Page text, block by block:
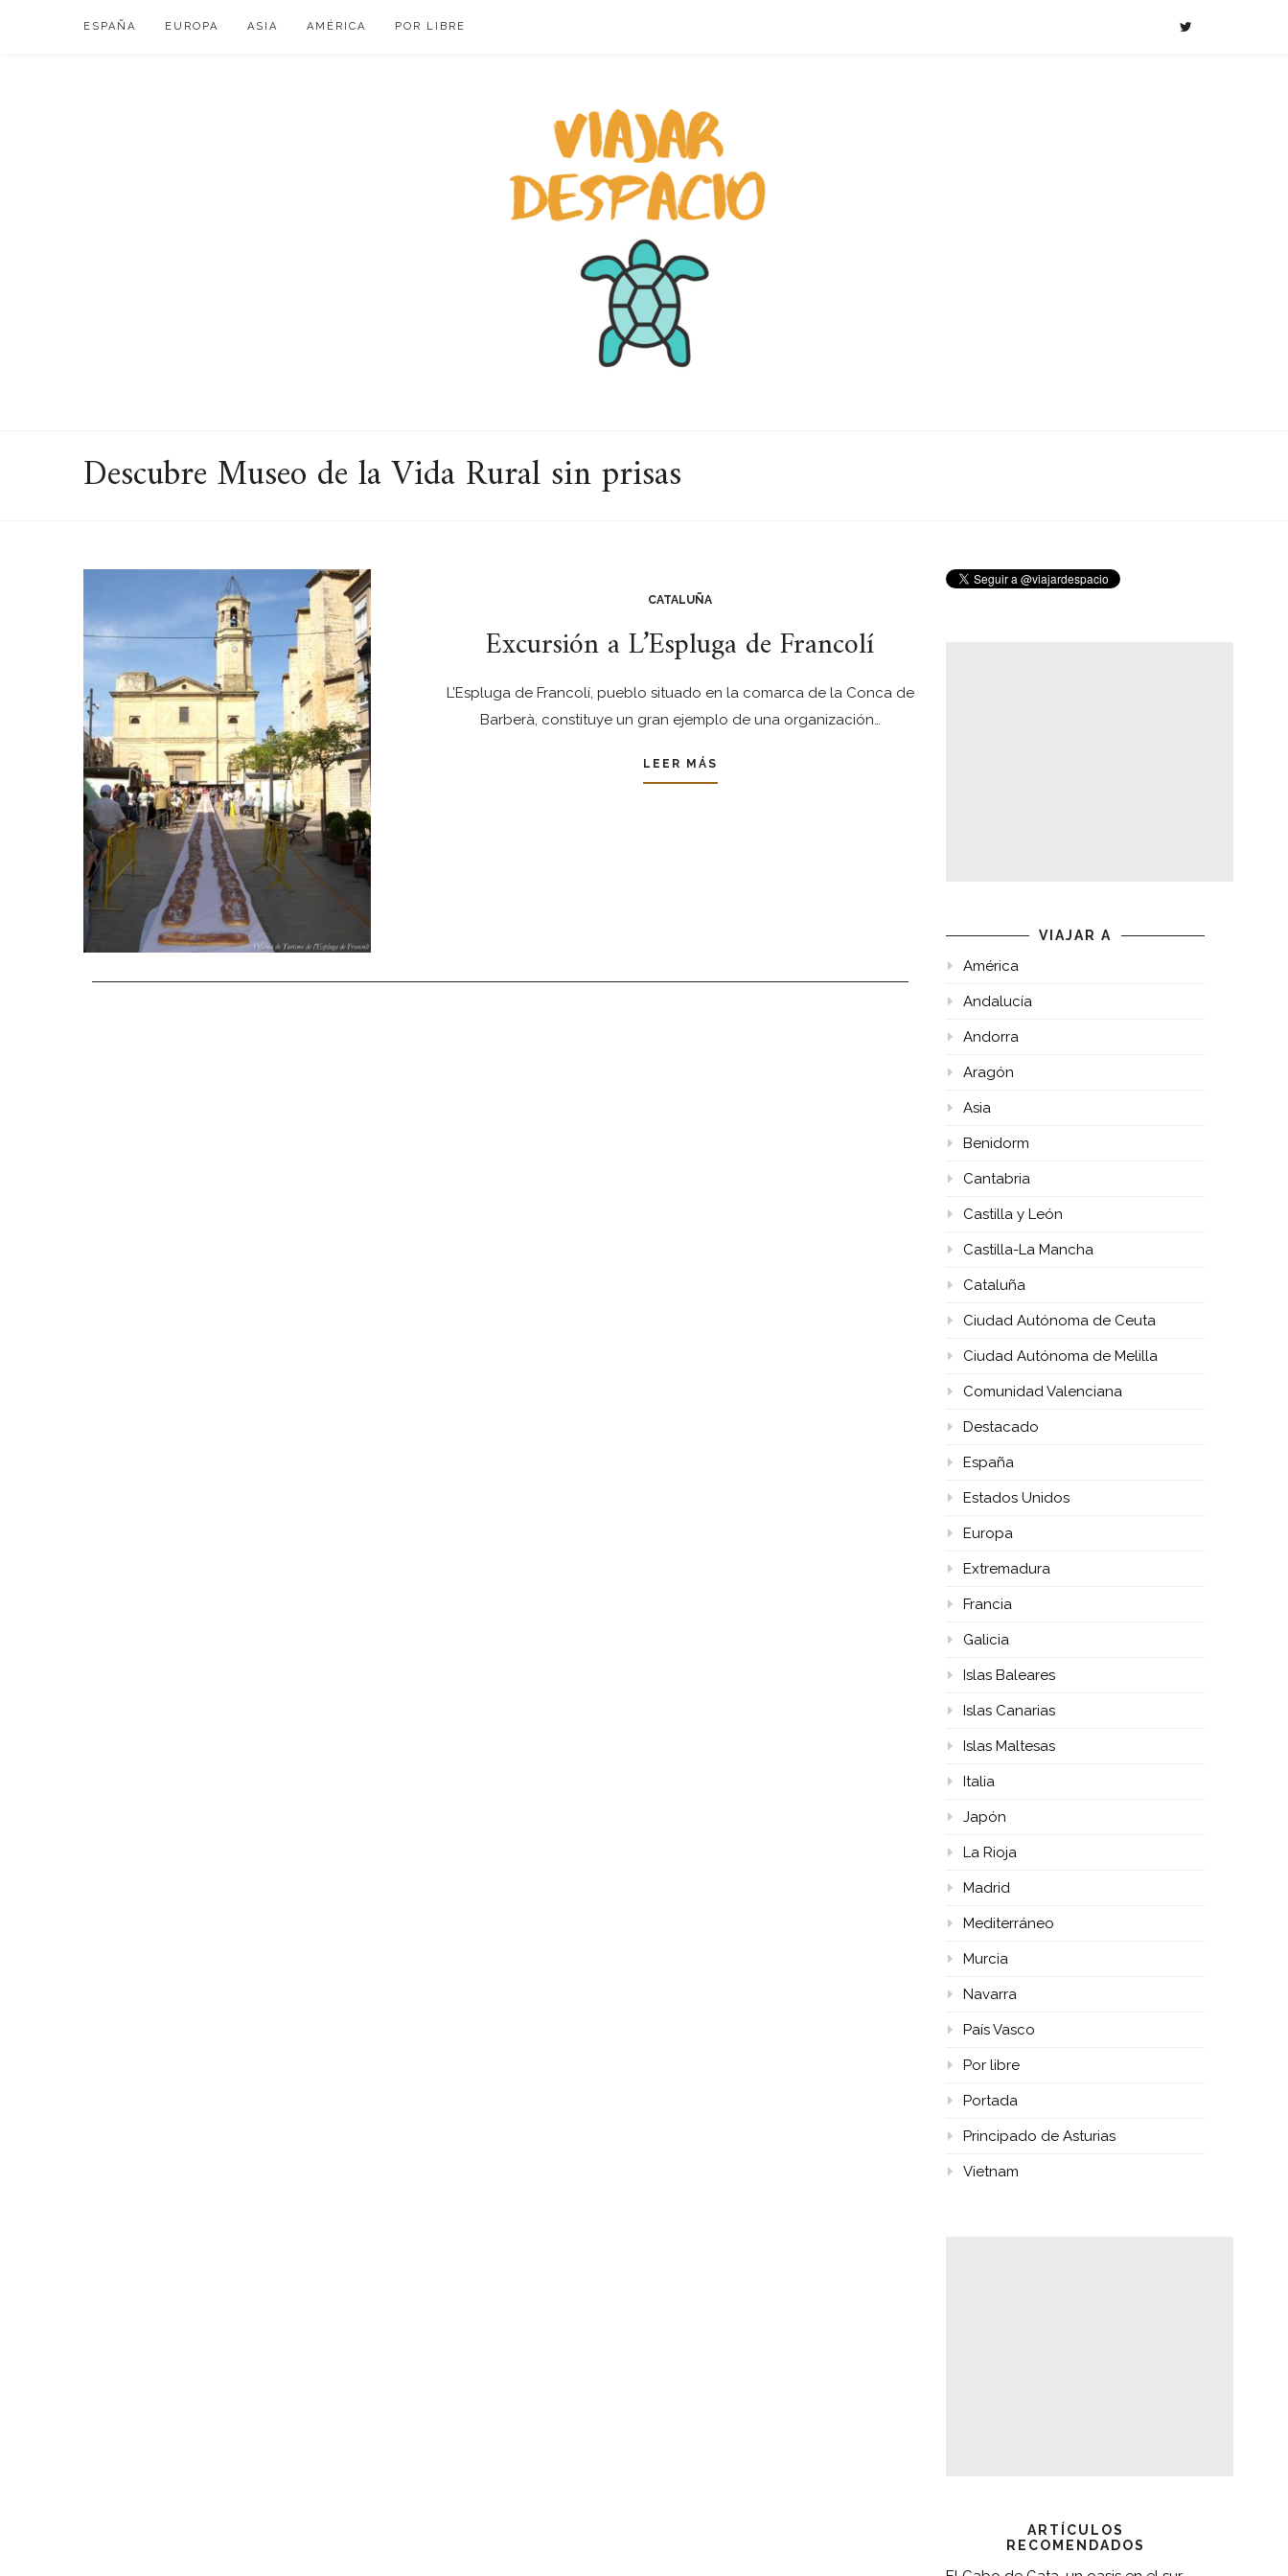
ESPAÑA EUROPA ASIA AMÉRICA POR LIBRE
Descubre Museo de la Vida Rural sin prisas
CATALUÑA
Excursión a L’Espluga de Francolí
L’Espluga de Francolí, pueblo situado en la comarca de la Conca de
Barberà, constituye un gran ejemplo de una organización…
LEER MÁS
VIAJAR A
América
Andalucía
Andorra
Aragón
Asia
Benidorm
Cantabria
Castilla y León
Castilla-La Mancha
Cataluña
Ciudad Autónoma de Ceuta
Ciudad Autónoma de Melilla
Comunidad Valenciana
Destacado
España
Estados Unidos
Europa
Extremadura
Francia
Galicia
Islas Baleares
Islas Canarias
Islas Maltesas
Italia
Japón
La Rioja
Madrid
Mediterráneo
Murcia
Navarra
País Vasco
Por libre
Portada
Principado de Asturias
Vietnam
ARTÍCULOS
RECOMENDADOS